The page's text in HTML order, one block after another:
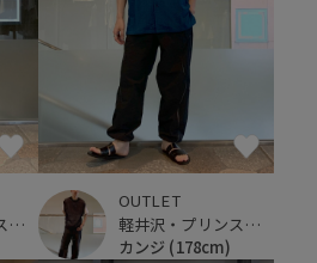
軽井沢・プリンスショッピングプラザ
OUTLET
軽井沢・プリンスショッピングプラザ
カンジ (178cm)